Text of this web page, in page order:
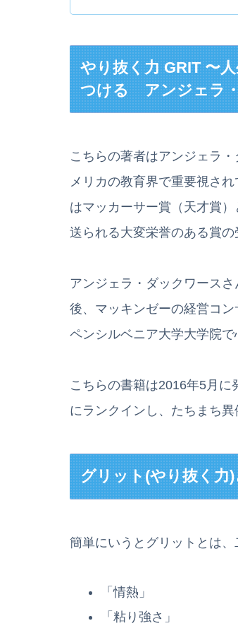
やり抜く力 GRIT 〜
つける アンジェラ
こちらの著者はアンジェラ
メリカの教育界で重要視さ
はマッカーサー賞（天才賞
送られる大変栄誉のある賞の
アンジェラ・ダックワース
後、マッキンゼーの経営コ
ペンシルベニア大学大学院
こちらの書籍は2016年5月
にランクインし、たちまち異
グリット(やり抜く力
簡単にいうとグリットとは、
「情熱」
「粘り強さ」